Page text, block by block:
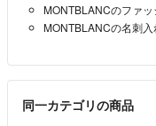
MONTBLANCのファ
MONTBLANCの名刺
同一カテゴリの商品